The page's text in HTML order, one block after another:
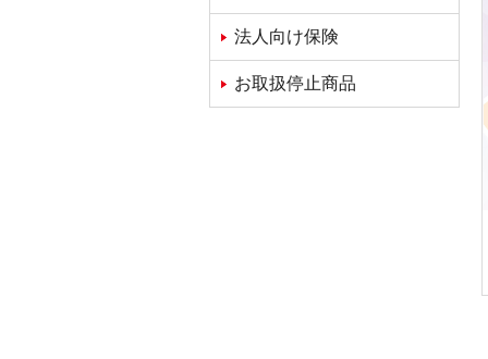
法人向け保険
お取扱停止商品